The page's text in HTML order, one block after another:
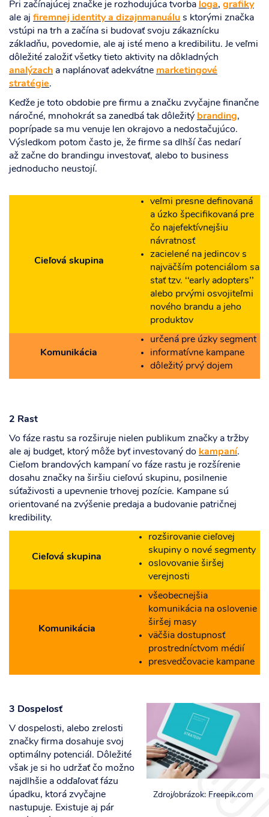
Pri začínajúcej značke je rozhodujúca tvorba loga, grafiky
ale aj firemnej identity a dizajnmanuálu s ktorými značka
vstúpi na trh a začína si budovať svoju zákaznícku
základňu, povedomie, ale aj isté meno a kredibilitu. Je veľmi
dôležité založiť všetky tieto aktivity na dôkladných
analýzach a naplánovať adekvátne marketingové
stratégie.
Keďže je toto obdobie pre firmu a značku zvyčajne finančne
náročné, mnohokrát sa zanedbá tak dôležitý branding,
poprípade sa mu venuje len okrajovo a nedostačujúco.
Výsledkom potom často je, že firme sa dlhší čas nedarí
až začne do brandingu investovať, alebo to business
jednoducho neustojí.
Cieľová skupina
veľmi presne definovaná
a úzko špecifikovaná pre
čo najefektívnejšiu
návratnosť
zacielené na jedincov s
najväčším potenciálom sa
stať tzv. ‘‘early adopters’’
alebo prvými osvojiteľmi
nového brandu a jeho
produktov
Komunikácia
určená pre úzky segment
informatívne kampane
dôležitý prvý dojem
2 Rast
Vo fáze rastu sa rozširuje nielen publikum značky a tržby
ale aj budget, ktorý môže byť investovaný do kampaní.
Cieľom brandových kampaní vo fáze rastu je rozšírenie
dosahu značky na širšiu cieľovú skupinu, posilnenie
súťaživosti a upevnenie trhovej pozície. Kampane sú
orientované na zvýšenie predaja a budovanie patričnej
kredibility.
Cieľová skupina
rozširovanie cieľovej
skupiny o nové segmenty
oslovovanie širšej
verejnosti
Komunikácia
všeobecnejšia
komunikácia na oslovenie
širšej masy
väčšia dostupnosť
prostredníctvom médií
presvedčovacie kampane
Zdroj/obrázok: Freepik.com
3 Dospelosť
V dospelosti, alebo zrelosti
značky firma dosahuje svoj
optimálny potenciál. Dôležité
však je si ho udržať čo možno
najdlhšie a odďaľovať fázu
úpadku, ktorá zvyčajne
nastupuje. Existuje aj pár